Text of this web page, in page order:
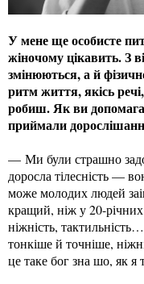
У мене ще особисте
жіночому цікавить. З
змінюються, а й
ритм життя, якісь
робиш. Як ви
приймали
— Ми були страшно
доросла тілесність —
може молодих людей
кращий, ніж у 20-
ніжність,
тонкіше й точніше,
це таке бог зна шо, як я